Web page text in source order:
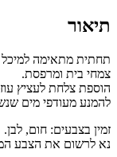
תיאור
צמחי בית ומרפסת.
הוספת צלחת לעציץ
להמנע מעודפי מים
זמין בצבעים: חום, לבן.
נא לרשום את הצבע